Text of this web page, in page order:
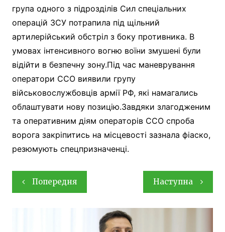
група одного з підрозділів Сил спеціальних
операцій ЗСУ потрапила під щільний
артилерійський обстріл з боку противника. В
умовах інтенсивного вогню воїни змушені були
відійти в безпечну зону.Під час маневрування
оператори ССО виявили групу
військовослужбовців армії РФ, які намагались
облаштувати нову позицію.Завдяки злагодженим
та оперативним діям операторів ССО спроба
ворога закріпитись на місцевості зазнала фіаско,
резюмують спецпризначенці.
Навігація
записів
Попередня Наступна